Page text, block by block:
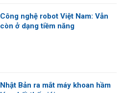
Công nghệ robot Việt Nam: Vẫn
còn ở dạng tiềm năng
Nhật Bản ra mắt máy khoan hầm